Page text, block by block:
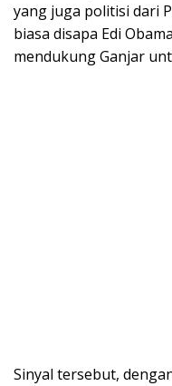
yang juga politisi dari
biasa disapa Edi
mendukung Ganjar
Sinyal tersebut,